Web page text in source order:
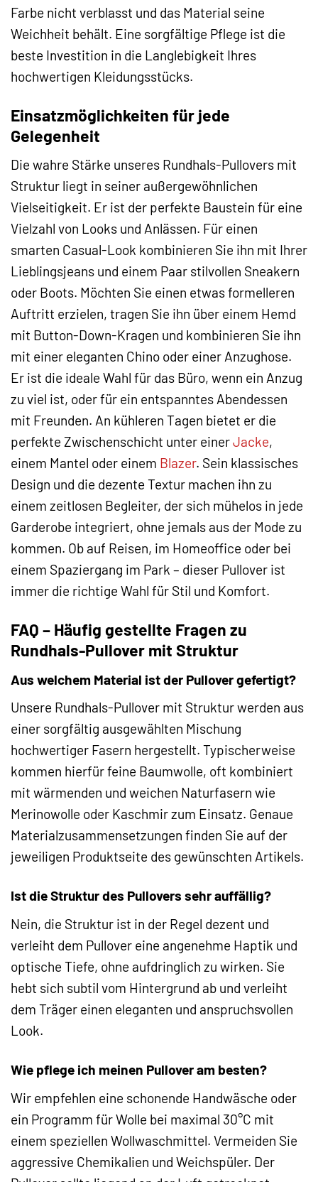
Farbe nicht verblasst und das Material seine
Weichheit behält. Eine sorgfältige Pflege ist die
beste Investition in die Langlebigkeit Ihres
hochwertigen Kleidungsstücks.
Einsatzmöglichkeiten für jede
Gelegenheit
Die wahre Stärke unseres Rundhals-Pullovers mit
Struktur liegt in seiner außergewöhnlichen
Vielseitigkeit. Er ist der perfekte Baustein für eine
Vielzahl von Looks und Anlässen. Für einen
smarten Casual-Look kombinieren Sie ihn mit Ihrer
Lieblingsjeans und einem Paar stilvollen Sneakern
oder Boots. Möchten Sie einen etwas formelleren
Auftritt erzielen, tragen Sie ihn über einem Hemd
mit Button-Down-Kragen und kombinieren Sie ihn
mit einer eleganten Chino oder einer Anzughose.
Er ist die ideale Wahl für das Büro, wenn ein Anzug
zu viel ist, oder für ein entspanntes Abendessen
mit Freunden. An kühleren Tagen bietet er die
perfekte Zwischenschicht unter einerJacke,
einem Mantel oder einem Blazer. Sein klassisches
Design und die dezente Textur machen ihn zu
einem zeitlosen Begleiter, der sich mühelos in jede
Garderobe integriert, ohne jemals aus der Mode zu
kommen. Ob auf Reisen, im Homeoffice oder bei
einem Spaziergang im Park – dieser Pullover ist
immer die richtige Wahl für Stil und Komfort.
FAQ – Häufig gestellte Fragen zu
Rundhals-Pullover mit Struktur
Aus welchem Material ist der Pullover gefertigt?
Unsere Rundhals-Pullover mit Struktur werden aus
einer sorgfältig ausgewählten Mischung
hochwertiger Fasern hergestellt. Typischerweise
kommen hierfür feine Baumwolle, oft kombiniert
mit wärmenden und weichen Naturfasern wie
Merinowolle oder Kaschmir zum Einsatz. Genaue
Materialzusammensetzungen finden Sie auf der
jeweiligen Produktseite des gewünschten Artikels.
Ist die Struktur des Pullovers sehr auffällig?
Nein, die Struktur ist in der Regel dezent und
verleiht dem Pullover eine angenehme Haptik und
optische Tiefe, ohne aufdringlich zu wirken. Sie
hebt sich subtil vom Hintergrund ab und verleiht
dem Träger einen eleganten und anspruchsvollen
Look.
Wie pflege ich meinen Pullover am besten?
Wir empfehlen eine schonende Handwäsche oder
ein Programm für Wolle bei maximal 30°C mit
einem speziellen Wollwaschmittel. Vermeiden Sie
aggressive Chemikalien und Weichspüler. Der